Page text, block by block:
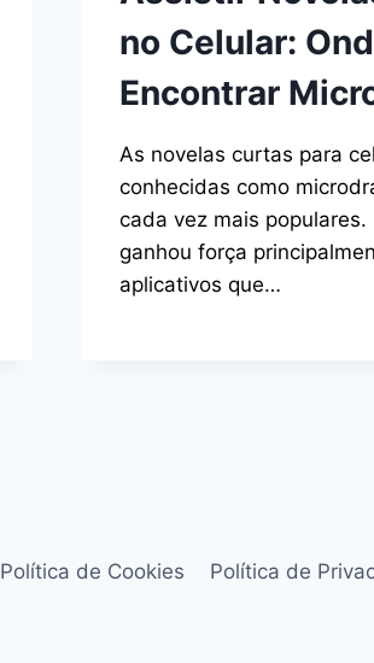
no Celular:
Encontrar
As novelas curtas para
conhecidas como
cada vez mais populares.
ganhou força
aplicativos que…
Política de Cookies Política de